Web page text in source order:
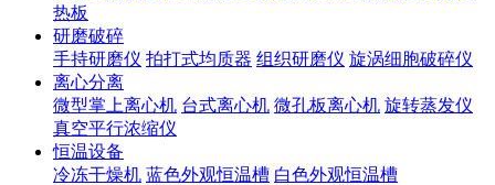
热板
研磨破碎
手持研磨仪 拍打式均质器 组织研磨仪 旋涡细胞破碎仪
离心分离
微型掌上离心机 台式离心机 微孔板离心机 旋转蒸发仪
真空平行浓缩仪
恒温设备
冷冻干燥机 蓝色外观恒温槽 白色外观恒温槽